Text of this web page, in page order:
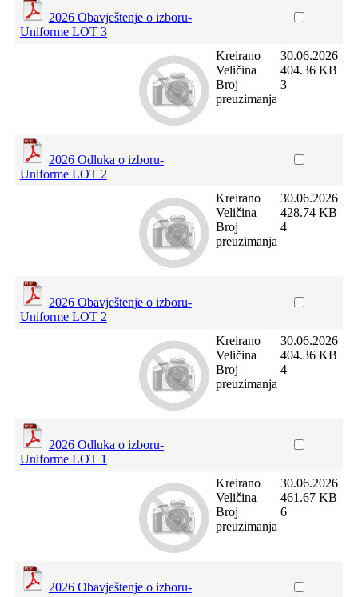
2026 Obavještenje o izboru-
Uniforme LOT 3
Kreirano
Veličina
Broj
preuzimanja
30.06.2026
404.36 KB
3
2026 Odluka o izboru-
Uniforme LOT 2
Kreirano
Veličina
Broj
preuzimanja
30.06.2026
428.74 KB
4
2026 Obavještenje o izboru-
Uniforme LOT 2
Kreirano
Veličina
Broj
preuzimanja
30.06.2026
404.36 KB
4
2026 Odluka o izboru-
Uniforme LOT 1
Kreirano
Veličina
Broj
preuzimanja
30.06.2026
461.67 KB
6
2026 Obavještenje o izboru-